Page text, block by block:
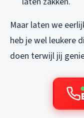
Maar laten we
heb je wel leukere
doen terwijl jij